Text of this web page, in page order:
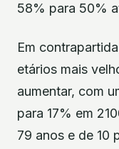
58% para 50%
Em
etários mais
aumentar, com
para 17% em
79 anos e de 10